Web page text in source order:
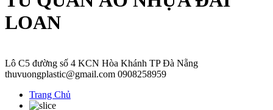
LOAN
Lô C5 đường số 4 KCN Hòa Khánh TP Đà Nẵng
thuvuongplastic@gmail.com 0908258959
Trang Chủ